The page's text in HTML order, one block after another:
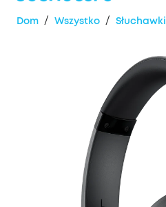
Dom / Wszystko / Słuchawki